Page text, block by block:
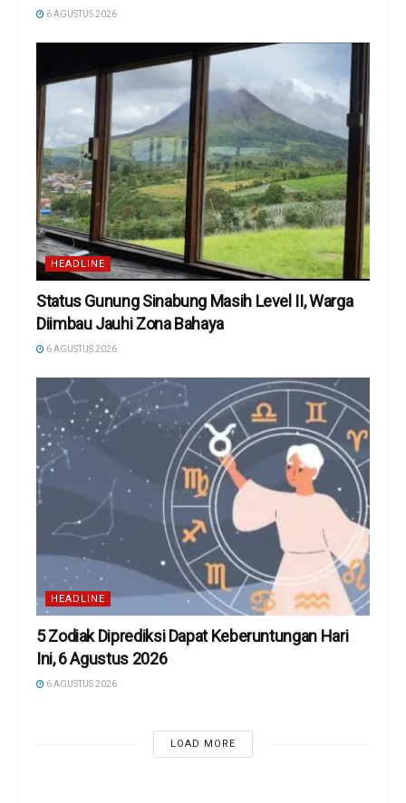
6 AGUSTUS 2026
HEADLINE
Status Gunung Sinabung Masih Level II, Warga
Diimbau Jauhi Zona Bahaya
6 AGUSTUS 2026
HEADLINE
5 Zodiak Diprediksi Dapat Keberuntungan Hari
Ini, 6 Agustus 2026
6 AGUSTUS 2026
LOAD MORE